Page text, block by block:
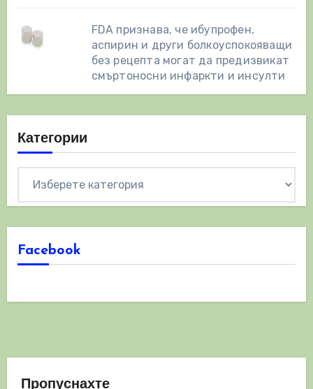
FDA признава, че ибупрофен,
аспирин и други болкоуспокояващи
без рецепта могат да предизвикат
смъртоносни инфаркти и инсулти
Категории
Facebook
Пропуснахте